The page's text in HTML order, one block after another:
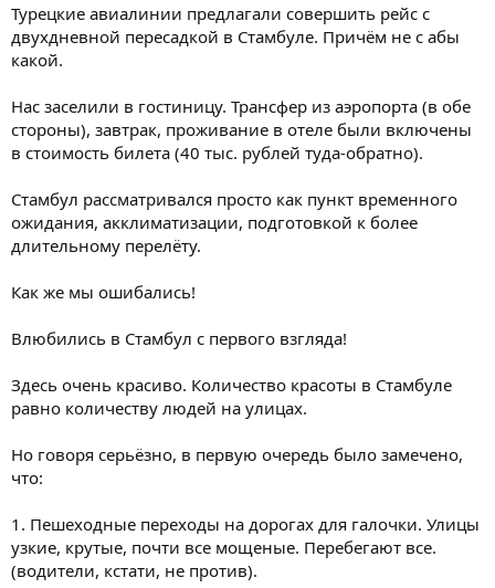
Турецкие авиалинии предлагали совершить рейс с
двухдневной пересадкой в Стамбуле. Причём не с абы
какой.
Нас заселили в гостиницу. Трансфер из аэропорта (в обе
стороны), завтрак, проживание в отеле были включены
в стоимость билета (40 тыс. рублей туда-обратно).
Стамбул рассматривался просто как пункт временного
ожидания, акклиматизации, подготовкой к более
длительному перелёту.
Как же мы ошибались!
Влюбились в Стамбул с первого взгляда!
Здесь очень красиво. Количество красоты в Стамбуле
равно количеству людей на улицах.
Но говоря серьёзно, в первую очередь было замечено,
что:
1. Пешеходные переходы на дорогах для галочки. Улицы
узкие, крутые, почти все мощеные. Перебегают все.
(водители, кстати, не против).